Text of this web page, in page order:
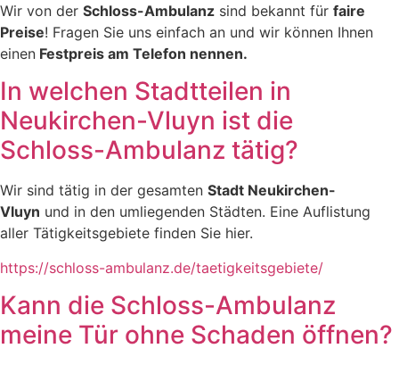
Wir von der Schloss-Ambulanz sind bekannt für faire
Preise! Fragen Sie uns einfach an und wir können Ihnen
einen Festpreis am Telefon nennen.
In welchen Stadtteilen in
Neukirchen-Vluyn ist die
Schloss-Ambulanz tätig?
Wir sind tätig in der gesamten Stadt Neukirchen-
Vluyn und in den umliegenden Städten. Eine Auflistung
aller Tätigkeitsgebiete finden Sie hier.
https://schloss-ambulanz.de/taetigkeitsgebiete/
Kann die Schloss-Ambulanz
meine Tür ohne Schaden öffnen?